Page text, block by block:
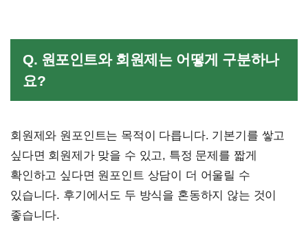
Q. 원포인트와 회원제는 어떻게 구분하나
요?
회원제와 원포인트는 목적이 다릅니다. 기본기를 쌓고
싶다면 회원제가 맞을 수 있고, 특정 문제를 짧게
확인하고 싶다면 원포인트 상담이 더 어울릴 수
있습니다. 후기에서도 두 방식을 혼동하지 않는 것이
좋습니다.